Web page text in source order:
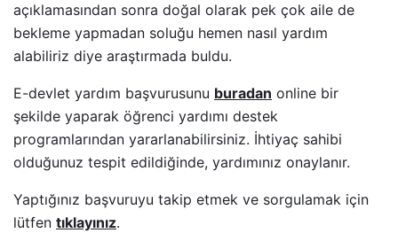
açıklamasından sonra doğal olarak pek çok aile de
bekleme yapmadan soluğu hemen nasıl yardım
alabiliriz diye araştırmada buldu.
E-devlet yardım başvurusunu buradan online bir
şekilde yaparak öğrenci yardımı destek
programlarından yararlanabilirsiniz. İhtiyaç sahibi
olduğunuz tespit edildiğinde, yardımınız onaylanır.
Yaptığınız başvuruyu takip etmek ve sorgulamak için
lütfen tıklayınız.